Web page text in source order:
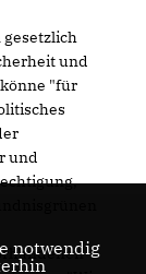
gesetzlich
und
"für
und
notwendig